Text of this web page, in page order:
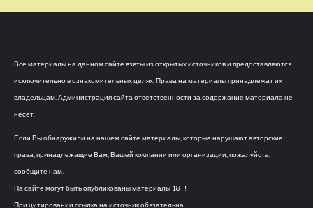
Все материалы на данном сайте взяты из открытых источников и предоставляются
исключительно в ознакомительных целях. Права на материалы принадлежат их
владельцам. Администрация сайта ответственности за содержание материала не
несет.
Если Вы обнаружили на нашем сайте материалы, которые нарушают авторские
права, принадлежащие Вам, Вашей компании или организации, пожалуйста,
сообщите нам.
На сайте могут быть опубликованы материалы 18+!
При цитировании ссылка на источник обязательна.